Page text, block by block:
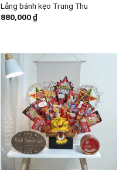
Lẵng bánh kẹo Trung Thu
880,000₫